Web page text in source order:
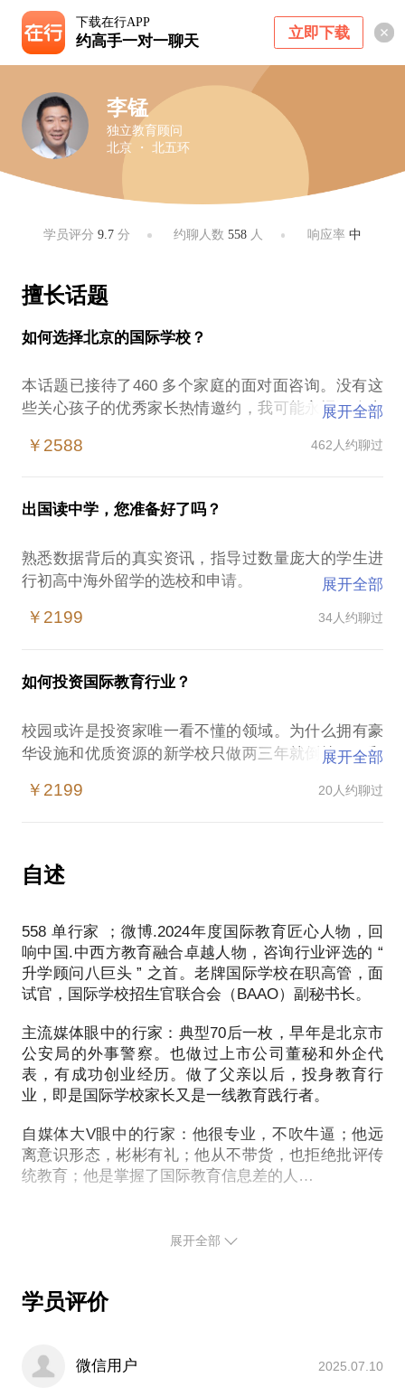
下载在行APP
约高手一对一聊天 立即下载
李锰
独立教育顾问
北京 ・ 北五环
学员评分9.7 分 约聊人数558 人 响应率 中
擅长话题
如何选择北京的国际学校？
本话题已接待了460 多个家庭的面对面咨询。没有这
些关心孩子的优秀家长热情邀约，我可能永远不会去
中文；不会理解SEN家长的难处；不会关注赴美生子
双语教学方法…
际学校，包括德威、耀中等外籍学校，更多进入了鼎
石、世外等优秀的民办学校。 也有通过行家分析，重
新思考子女教育规划，进而选择三帆和北大附中等公
实战经验丰富的行家将根据小朋友的国籍、户籍、学
展开全部
￥2588 462人约聊过
出国读中学，您准备好了吗？
熟悉数据背后的真实资讯，指导过数量庞大的学生进
行初高中海外留学的选校和申请。
中国教育电视台《留学为你来》；BTV青年《国际双
赛" 和“新浪五星金牌教师大赛” 担任专家评委。
照行家的建议，顺利就读温哥华、波士顿、清迈等地
的中学。
展开全部
￥2199 34人约聊过
如何投资国际教育行业？
校园或许是投资家唯一看不懂的领域。为什么拥有豪
华设施和优质资源的新学校只做两三年就倒掉了？和
牌为什么进入全日制办学领域会被家长冷落？
与风投和私募的圆桌会议和行业解读活动。
应时集团等企业旗下的机构投资者和研究员分享全日
制国际教育的前景预测和运营经验。
定位、办学层次、课程、学生管理办法、文化和
人……怀揣教育理想和社会责任的企业家如何投资教
展开全部
￥2199 20人约聊过
自述
558 单行家 ；微博.2024年度国际教育匠心人物，回
响中国.中西方教育融合卓越人物，咨询行业评选的 “
升学顾问八巨头 ” 之首。老牌国际学校在职高管，面
试官，国际学校招生官联合会（BAAO）副秘书长。
主流媒体眼中的行家：典型70后一枚，早年是北京市
公安局的外事警察。也做过上市公司董秘和外企代
表，有成功创业经历。做了父亲以后，投身教育行
业，即是国际学校家长又是一线教育践行者。
自媒体大V眼中的行家：他很专业，不吹牛逼；他远
离意识形态，彬彬有礼；他从不带货，也拒绝批评传
统教育；他是掌握了国际教育信息差的人…
展开全部
学员评价
微信用户 2025.07.10